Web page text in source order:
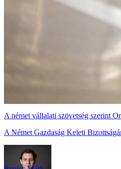
A német vállalati szövetség szerint
A Német Gazdaság Keleti